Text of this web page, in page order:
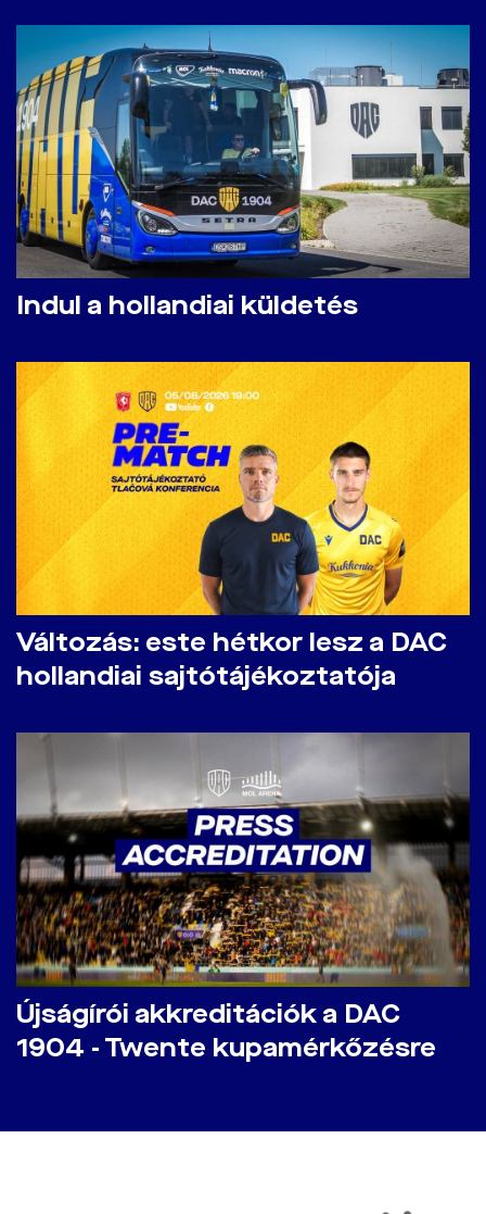
Indul a hollandiai küldetés
Változás: este hétkor lesz a DAC
hollandiai sajtótájékoztatója
Újságírói akkreditációk a DAC
1904 - Twente kupamérkőzésre